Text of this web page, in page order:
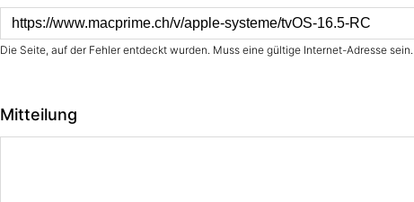
Die Seite, auf der Fehler entdeckt wurden. Muss eine gültige Internet-Adresse sein.
Mitteilung